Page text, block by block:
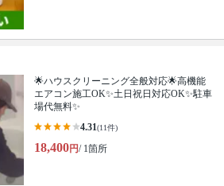
🌟ハウスクリーニング全般対応🌟高機能
エアコン施工OK✨土日祝日対応OK✨駐車
場代無料✨
4.31(11件)
18,400円/ 1箇所